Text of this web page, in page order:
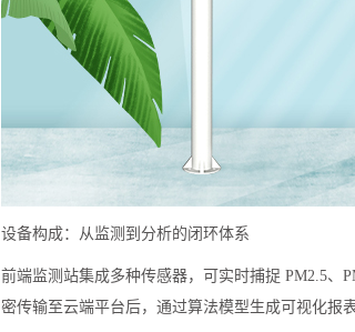
设备构成：从监测到分析的闭环体系
前端监测站集成多种传感器，可实时捕捉 PM2.5、
密传输至云端平台后，通过算法模型生成可视化报